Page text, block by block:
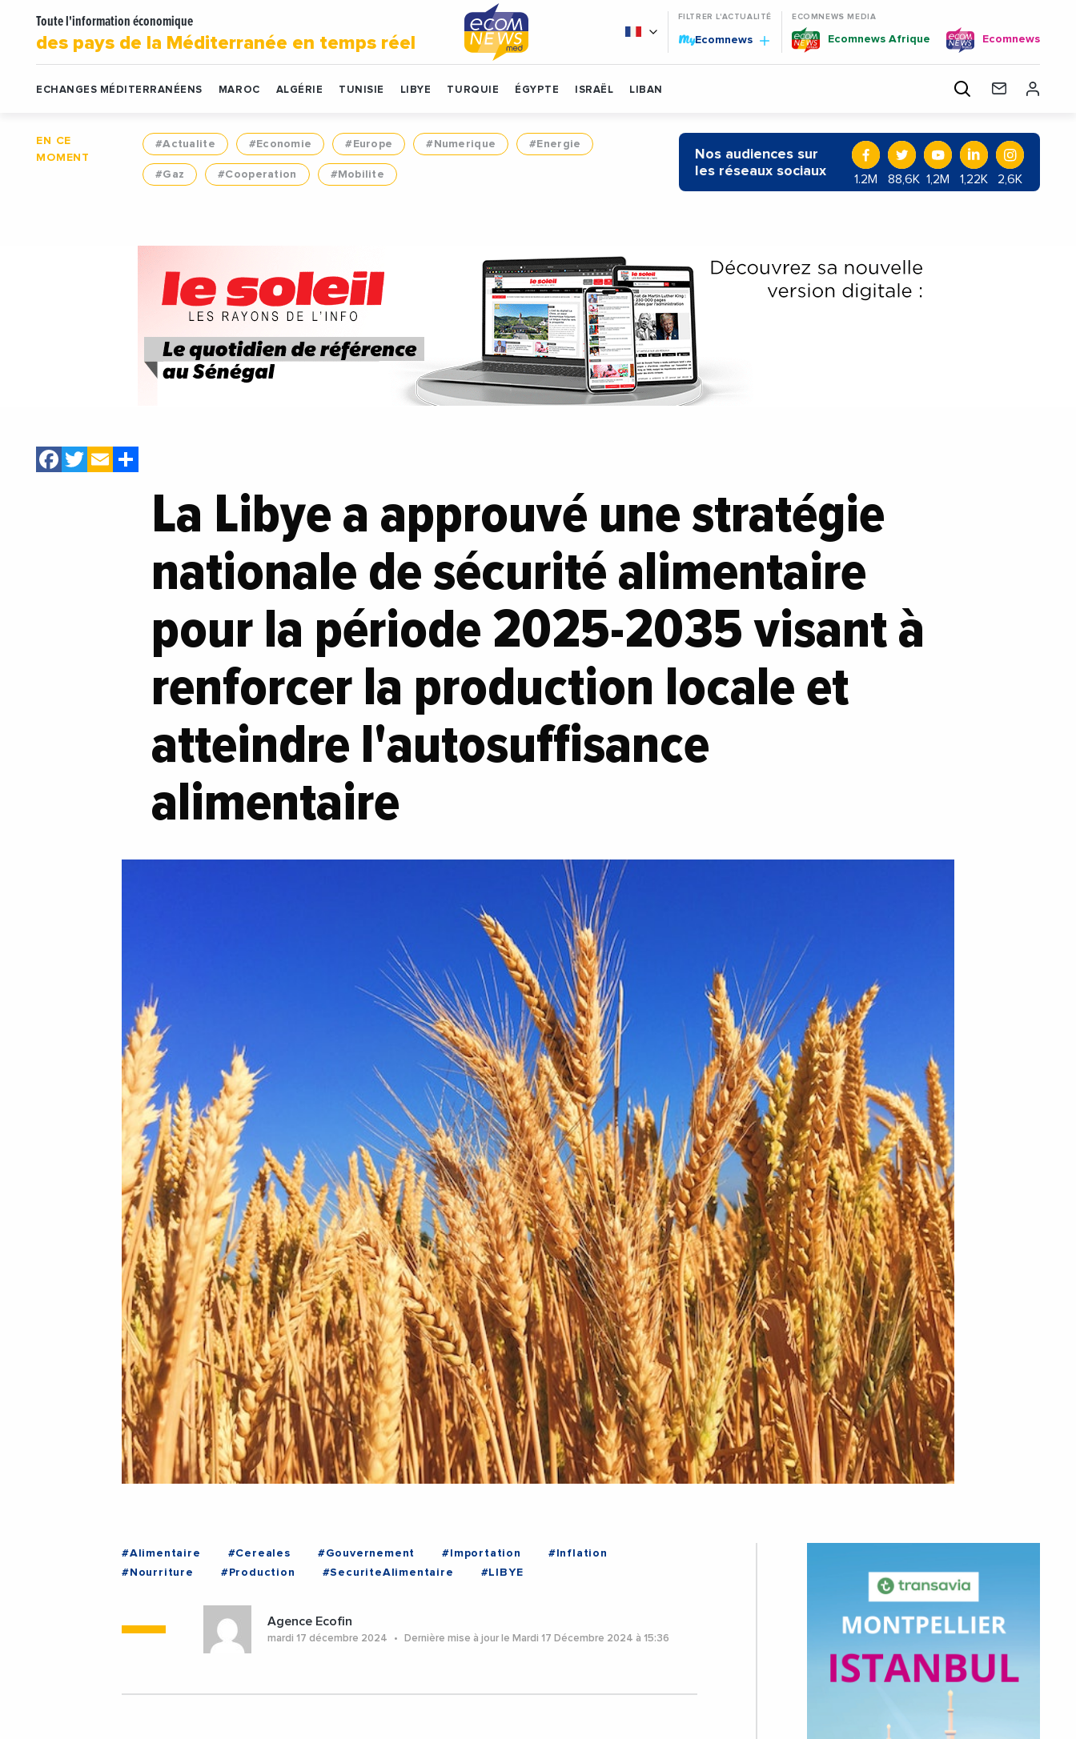
Toute l'information économique
des pays de la Méditerranée en temps réel
FILTRER L'ACTUALITÉ
MyEcomnews
ECOMNEWS MEDIA
Ecomnews Afrique Ecomnews
ECHANGES MÉDITERRANÉENS MAROC ALGÉRIE TUNISIE LIBYE TURQUIE ÉGYPTE ISRAËL LIBAN
EN CE
MOMENT
#Actualite #Economie #Europe #Numerique #Energie
#Gaz #Cooperation #Mobilite
Nos audiences sur
les réseaux sociaux
1.2M 88,6K 1,2M 1,22K 2,6K
Facebook
Twitter
Email
La Libye a approuvé une stratégie
nationale de sécurité alimentaire
pour la période 2025-2035 visant à
renforcer la production locale et
atteindre l'autosuffisance
alimentaire
#Alimentaire #Cereales #Gouvernement #Importation
#Inflation
#Nourriture
#Production #SecuriteAlimentaire #LIBYE
Agence Ecofin
mardi 17 décembre 2024 Dernière mise à jour le Mardi 17 Décembre 2024 à 15:36